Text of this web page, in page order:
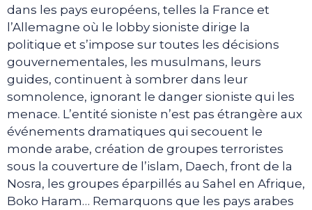
dans les pays européens, telles la France et
l’Allemagne où le lobby sioniste dirige la
politique et s’impose sur toutes les décisions
gouvernementales, les musulmans, leurs
guides, continuent à sombrer dans leur
somnolence, ignorant le danger sioniste qui les
menace. L’entité sioniste n’est pas étrangère aux
événements dramatiques qui secouent le
monde arabe, création de groupes terroristes
sous la couverture de l’islam, Daech, front de la
Nosra, les groupes éparpillés au Sahel en Afrique,
Boko Haram… Remarquons que les pays arabes